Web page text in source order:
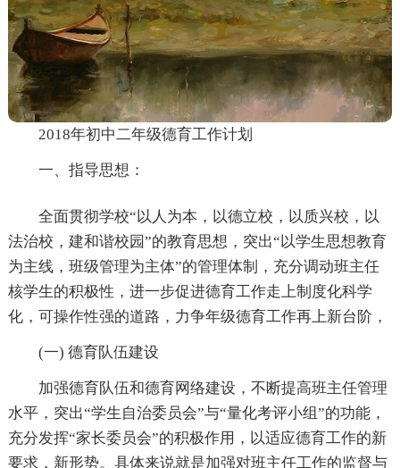
2018年初中二年级德育工作计划
一、指导思想：
全面贯彻学校“以人为本，以德立校，以质兴校，以
法治校，建和谐校园”的教育思想，突出“以学生思想教育
为主线，班级管理为主体”的管理体制，充分调动班主任
核学生的积极性，进一步促进德育工作走上制度化科学
化，可操作性强的道路，力争年级德育工作再上新台阶，
(一) 德育队伍建设
加强德育队伍和德育网络建设，不断提高班主任管理
水平，突出“学生自治委员会”与“量化考评小组”的功能，
充分发挥“家长委员会”的积极作用，以适应德育工作的新
要求，新形势。具体来说就是加强对班主任工作的监督与